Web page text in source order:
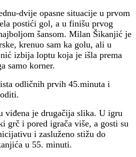
dvije opasne situacije u prvom
postići gol, a u finišu prvog
šansom. Milan Šikanjić je
krenuo sam ka golu, ali u
izbija loptu koja je išla prema
samo korner.
odličnih prvih 45.minuta i
viđena je drugačija slika. U igru
grč i pored igrača više, a gosti su
i zasluženo stižu do
u 55. minuti.